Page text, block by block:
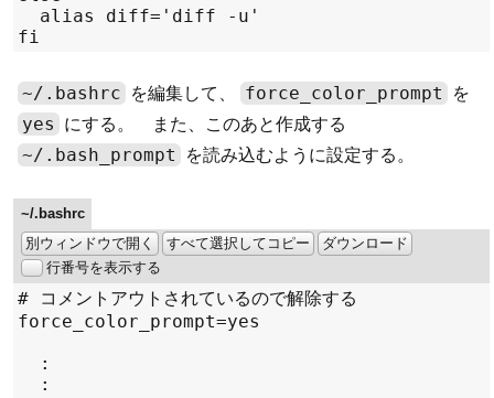
~/.bashrc を編集して、 force_color_prompt を
yes にする。 また、このあと作成する
~/.bash_prompt を読み込むように設定する。
~/.bashrc
別ウィンドウで開く
すべて選択してコピー
ダウンロード
行番号を表示する